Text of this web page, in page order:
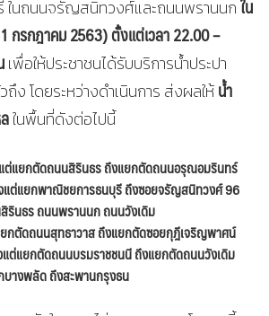
ในถนนจรัญสนิทวงศ์และถนนพรานนกใน
1 กรกฎาคม 2563) ตั้งแต่เวลา 22.00 –
เพื่อให้ประชาชนได้รับบริการน้ำประปา
ง โดยระหว่างดำเนินการ ส่งผลให้น้ำ
ในพื้นที่ดังต่อไปนี้
ต่แยกตัดถนนสิรินธร ถึงแยกตัดถนนอรุณอมรินทร์
ต่แยกพาณิชยการธนบุรี ถึงซอยจรัญสนิทวงศ์ 96
นธร ถนนพรานนก ถนนวังเดิม
กตัดถนนสุทธาวาส ถึงแยกตัดซอยกุฎีเจริญพาศน์
ต่แยกตัดถนนบรมราชชนนี ถึงแยกตัดถนนวังเดิม
างพลัด ถึงสะพานกรุงธน